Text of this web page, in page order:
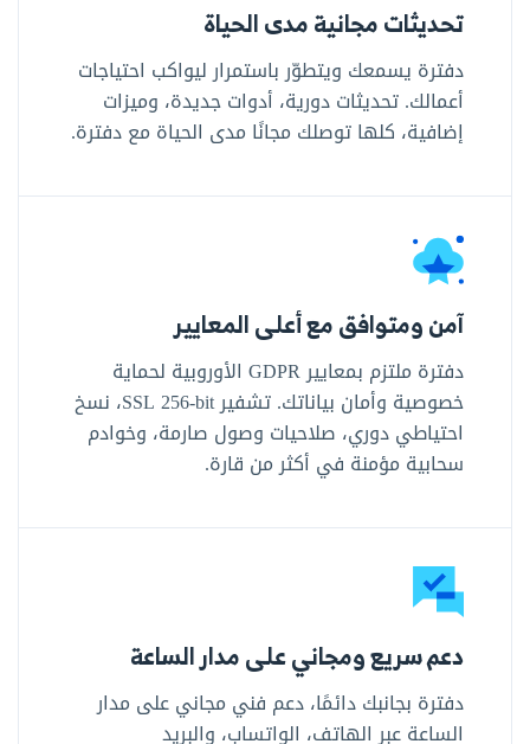
تحديثات مجانية مدى الحياة
دفترة يسمعك ويتطوّر باستمرار ليواكب احتياجات
أعمالك. تحديثات دورية، أدوات جديدة، وميزات
إضافية، كلها توصلك مجانًا مدى الحياة مع دفترة.
آمن ومتوافق مع أعلى المعايير
دفترة ملتزم بمعايير GDPR الأوروبية لحماية
خصوصية وأمان بياناتك. تشفير SSL ‎256-bit‎، نسخ
احتياطي دوري، صلاحيات وصول صارمة، وخوادم
سحابية مؤمنة في أكثر من قارة.
دعم سريع ومجاني على مدار الساعة
دفترة بجانبك دائمًا، دعم فني مجاني على مدار
الساعة عبر الهاتف، الواتساب، والبريد